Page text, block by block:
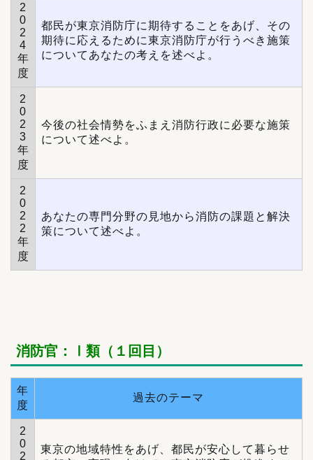
2
0
2
4
年
度
都民が東京消防庁に期待することをあげ、その
期待に応えるために東京消防庁が行うべき施策
についてあなたの考えを述べよ。
2
0
2
3
年
度
今後の社会情勢をふまえ消防⾏政に必要な施策
について述べよ。
2
0
2
2
年
度
あなたの専門分野の見地から消防の課題と解決
策について述べよ。
消防官：Ⅰ類（１回目）
年
度
過去のテーマ
2
0
2
東京の地域特性をあげ、都民が安心して暮らせ